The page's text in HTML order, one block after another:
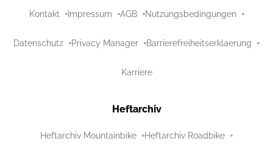
Kontakt Impressum AGB Nutzungsbedingungen
Datenschutz Privacy Manager Barrierefreiheitserklaerung
Karriere
Heftarchiv
Heftarchiv Mountainbike Heftarchiv Roadbike